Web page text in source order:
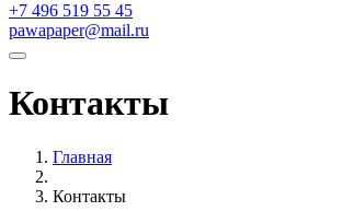
+7 496 519 55 45
pawapaper@mail.ru
Контакты
Главная
Контакты